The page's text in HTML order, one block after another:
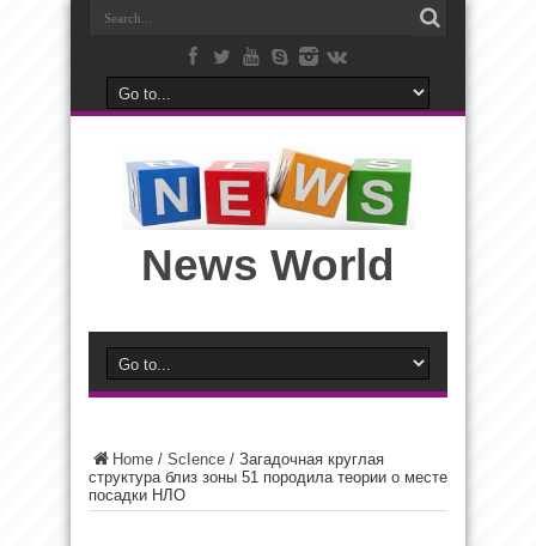
News World
Home / ScIence / Загадочная круглая
структура близ зоны 51 породила теории о месте
посадки НЛО